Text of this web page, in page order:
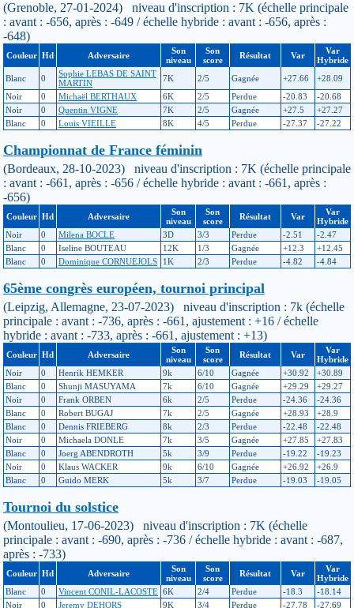
(Grenoble, 27-01-2024) niveau d'inscription : 7K (échelle principale
: avant : -656, après : -649 / échelle hybride : avant : -656, après :
-648)
Couleur Hd Adversaire
Son
niveau
Son
score
Résultat Var
Var
Hybride
Blanc
0
Sophie LEBAS DE SAINT
MARTIN
7K 2/5 Gagnée +27.66
+28.09
Noir
0 Michaël BERTHAUX 6K 2/5 Perdue -20.83
-20.68
Noir
0 Quentin VIGNE 7K 2/5 Gagnée +27.5
+27.27
Blanc
0 Louis VIEILLE 8K 4/5 Perdue -27.37 -27.22
Championnat de France féminin
(Bordeaux, 28-10-2023) niveau d'inscription : 7K (échelle principale
: avant : -661, après : -656 / échelle hybride : avant : -661, après :
-656)
Couleur Hd Adversaire
Son
niveau
Son
score
Résultat Var
Var
Hybride
Noir
0 Milena BOCLE 3D 3/3 Perdue -2.51
-2.47
Blanc
0 Iseline BOUTEAU 12K 1/3 Gagnée +12.3
+12.45
Blanc
0 Dominique CORNUEJOLS 1K 2/3 Perdue -4.82 -4.84
65ème congrès européen, tournoi principal
(Leipzig, Allemagne, 23-07-2023) niveau d'inscription : 7k (échelle
principale : avant : -736, après : -661, ajustement : +16 / échelle
hybride : avant : -733, après : -661, ajustement : +13)
Couleur Hd Adversaire
Son
niveau
Son
score
Résultat Var
Var
Hybride
Noir
0 Henrik HEMKER 9k 6/10 Gagnée +30.92
+30.89
Blanc
0 Shunji MASUYAMA 7k 6/10 Gagnée +29.29
+29.27
Noir
0 Frank ORBEN 6k 2/5 Perdue -24.36
-24.36
Blanc
0 Robert BUGAJ 7k 2/5 Gagnée +28.93
+28.9
Blanc
0 Dennis FRIEBERG 8k 2/3 Perdue -22.48
-22.48
Noir
0 Michaela DONLE 7k 3/5 Gagnée +27.85
+27.83
Blanc
0 Joerg ABENDROTH 5k 3/9 Perdue -19.22
-19.23
Noir
0 Klaus WACKER 9k 6/10 Gagnée +26.92
+26.9
Blanc
0 Guido MERK 5k 3/7 Perdue -19.03 -19.05
Tournoi du solstice
(Montoulieu, 17-06-2023) niveau d'inscription : 7K (échelle
principale : avant : -690, après : -736 / échelle hybride : avant : -687,
après : -733)
Couleur Hd Adversaire
Son
niveau
Son
score
Résultat Var
Var
Hybride
Blanc
0 Vincent CONIL-LACOSTE 6K 2/4 Perdue -18.3
-18.14
Noir
0 Jeremy DEHORS 9K 3/4 Perdue -27.78 -27.69